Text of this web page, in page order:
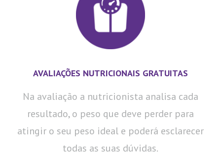
AVALIAÇÕES NUTRICIONAIS GRATUITAS
Na avaliação a nutricionista analisa cada
resultado, o peso que deve perder para
atingir o seu peso ideal e poderá esclarecer
todas as suas dúvidas.